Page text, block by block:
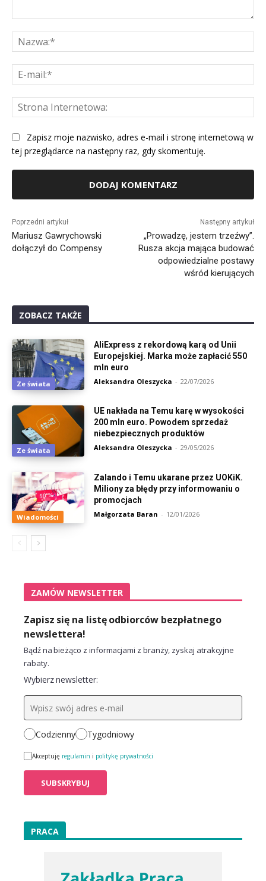
Zapisz moje nazwisko, adres e-mail i stronę internetową w
tej przeglądarce na następny raz, gdy skomentuję.
Poprzedni artykuł
Mariusz Gawrychowski
dołączył do Compensy
Następny artykuł
„Prowadzę, jestem trzeźwy”.
Rusza akcja mająca budować
odpowiedzialne postawy
wśród kierujących
ZOBACZ TAKŻE
Ze świata
AliExpress z rekordową karą od Unii
Europejskiej. Marka może zapłacić 550
mln euro
Aleksandra Oleszycka - 22/07/2026
Ze świata
UE nakłada na Temu karę w wysokości
200 mln euro. Powodem sprzedaż
niebezpiecznych produktów
Aleksandra Oleszycka - 29/05/2026
Wiadomości
Zalando i Temu ukarane przez UOKiK.
Miliony za błędy przy informowaniu o
promocjach
Małgorzata Baran - 12/01/2026
ZAMÓW NEWSLETTER
Zapisz się na listę odbiorców bezpłatnego
newslettera!
Bądź na bieżąco z informacjami z branży, zyskaj atrakcyjne
rabaty.
Wybierz newsletter:
Codzienny Tygodniowy
Akceptuję regulamin i politykę prywatności
PRACA